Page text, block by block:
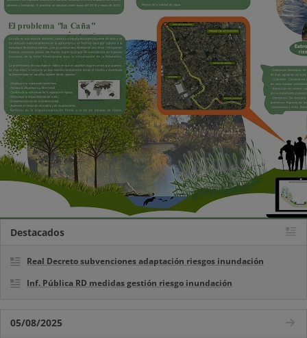
Destacados
Real Decreto subvenciones adaptación riesgos inundación
Inf. Pública RD medidas gestión riesgo inundación
05/08/2025